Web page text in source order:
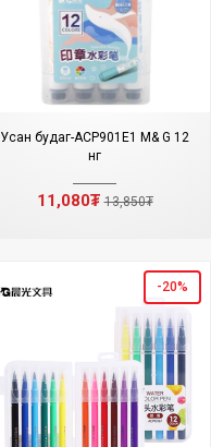
Усан будаг-ACP901E1 M& G 12
өнгө
11,080₮13,850₮
-20%